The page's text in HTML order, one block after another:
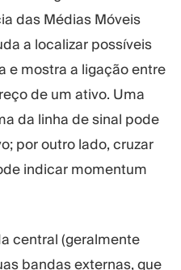
das Médias Móveis
a localizar possíveis
e mostra a ligação entre
de um ativo. Uma
da linha de sinal pode
por outro lado, cruzar
indicar momentum
central (geralmente
bandas externas, que